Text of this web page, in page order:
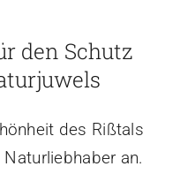
den Schutz
des Rißtals
an.